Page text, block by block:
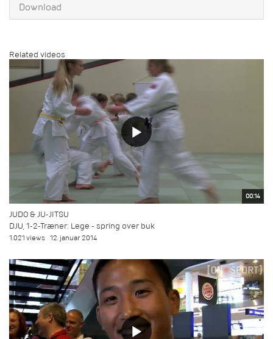
Download
Related videos
00:14
JUDO & JU-JITSU
DJU, 1-2-Træner: Lege - spring over buk
1.021 views 12. januar 2014